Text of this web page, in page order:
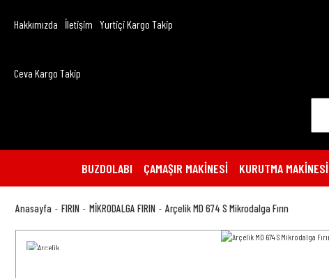
Hakkımızda İletişim Yurtiçi Kargo Takip
Ceva Kargo Takip
BUZDOLABI ÇAMAŞIR MAKİNESİ KURUTMA MAKİNESİ
Anasayfa FIRIN MİKRODALGA FIRIN Arçelik MD 674 S Mikrodalga Fırın